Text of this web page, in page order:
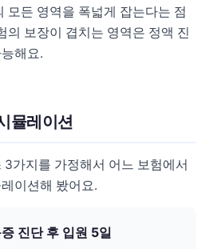
모든 영역을 폭넓게 잡는다는 점
의 보장이 겹치는 영역은 정액 진
해요.
뮬레이션
가지를 가정해서 어느 보험에서
이션해 봤어요.
진단 후 입원 5일